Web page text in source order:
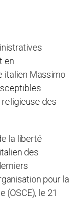
en
italien Massimo
religieuse des
la liberté
des
pour la
(OSCE), le 21